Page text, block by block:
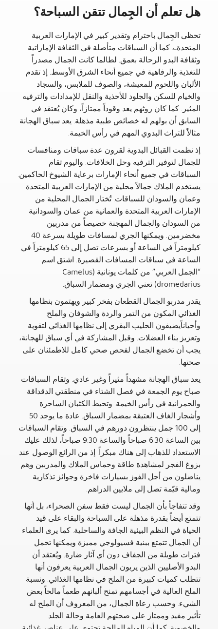
هل تعلم أن الجِمال تتقن السباحة؟
تحظى الجِمال باحترام وتقدير كبير في الإمارات العربية
المتحدةـ، كما أن السباقات متأصلة في الثقافة الإماراتية
وثقافة البدو الرحالة بعمق. لطالما كانت الجمال مصدراً
للتغذية والرفاهية في جميع أنحاء الشرق الأوسط. إذ تقدم
الألبان واللحوم للمعيشة، والصوف للملابس، والسجاد
والخيام للسكن والجلود للأحذية والنقل للإمدادات والترفيه
المثير. كما كان روثهم يعد وقوداً ممتازاً، وكان يُعتقد في
السابق أن بولهم له خصائص طبية مذهلة. يعد سباق الهجانة
مثالاً للتراث البدوي المهم في رأس الخيمة.
إذ نظمت القبائل البدوية لقرون عدة سباقات ومنافسات
للجمال لتوفير الترفيه وحل الخلافات. واليوم تقام
السباقات في جميع أنحاء الإمارات برعاية الشيوخ الحاكمين.
يستخدم الملاك جمالاً محلية من الإمارات العربية المتحدة
وعمان والسودان للسباقات. تُختار الجمال المحلية من
الإمارات العربية المتحدة والعمانية من عمان والسودانية
من السودان والجمال المهجنة خصيصاً من مدربين
مخضرمين. ويمكنها الجري لمسافات طويلة بسرعة 40
كيلومتراً في الساعة أو بسرعات تصل إلى 65 كيلومتراً في
الساعة في سباقات المسافات القصيرة. اشتق اسم
“الجمل العربي” من كلمات يونانية (Camelus
dromedarius) تعني الجري ومضمار السباق.
يقدر مدربو الجمال القطعان بفخر كبير ويهتمون بنظامها
الغذائي المكون من التمر والردة والشوفان والملح.
وأحياناًيضيفون الحليب البقري إلى نظامها الغذائي لتقوية
وتعزيز بناء العضلات. وقبل المشاركة في أي سباق للهجانة،
يجب أن تخضع الجمال لفحص صحي كامل للاطمئنان على
صحتها.
يعد سباق الهجانة مشهداً مثيراً وغير عادي. وتقام السباقات
صباح يوم الجمعة في فصل الشتاء في منطقتي الدقداقة
والحمرانية في رأس الخيمة. وتحيط الكثبان الساحرة
وأشجار الغاف العتيقة بمضمار السباق. عادة ما يوجد 50
إلى 100 جمل ينتظرون دورهم في السباق. وتقام السباقات
بين الساعة 6:30 صباحاً والساعة 9:30 صباحاً، لذلك عليك
الاستعداد للذهاب إلى هناك مبكراً. إذ من الرائع الوصول عند
بزوغ الفجر لمشاهدة طاقة وحماس الملاك والمدربين وهم
يناضلون من أجل الفوز بسيارات فاخرة وجوائز تذكارية
ومالية قيّمة تصل إلى ملايين الدراهم.
وقد تتفاجأ بأن الجمال ليست فقط سفن الصحراء، بل أنها
تتمتع أيضاً بقدرة مذهلة على السباحة والبقاء على قيد
الحياة في النظم البيئية الجافة والساحلية. كما يرى العلماء
أن الجمال تتمتع ببنية فسيولوجي مميزة ويمكنها تحمل
فترات طويلة من الجفاف دون أي آثار ضارة. ويُعتقد أن
البدو الأصليين الذين يربون الجمال العربية يعرفون أنها
تتطلب كميات كبيرة من الملح في نظامها الغذائي. ونسبة
الملح العالية في أجسامهم تمنح ألبانهم طعماً مالحاً بعض
الشيء. وحسب رعاة الجمال، من المعروف أن الملح له
تأثير مفيد وممتاز على صحتهم العامة وحالة الجلد